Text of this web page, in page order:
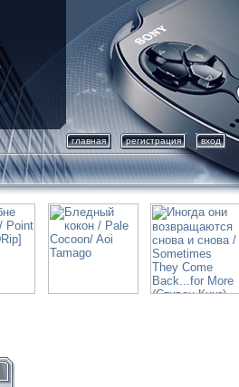
главная регистрация вход